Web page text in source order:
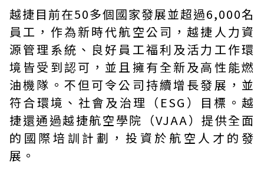
越捷目前在50多個國家發展並超過6,000名
員工，作為新時代航空公司，越捷人力資
源管理系統、良好員工福利及活力工作環
境皆受到認可，並且擁有全新及高性能燃
油機隊。不但可令公司持續增長發展，並
符合環境、社會及治理（ESG）目標。越
捷還通過越捷航空學院（VJAA）提供全面
的國際培訓計劃，投資於航空人才的發
展。